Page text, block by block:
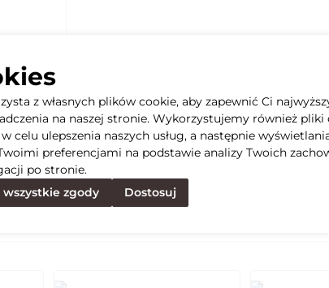
z własnych plików cookie, aby zapewnić Ci
na naszej stronie. Wykorzystujemy również pliki
celu ulepszenia naszych usług, a następnie
preferencjami na podstawie analizy Twoich
po stronie.
zgody
Dostosuj